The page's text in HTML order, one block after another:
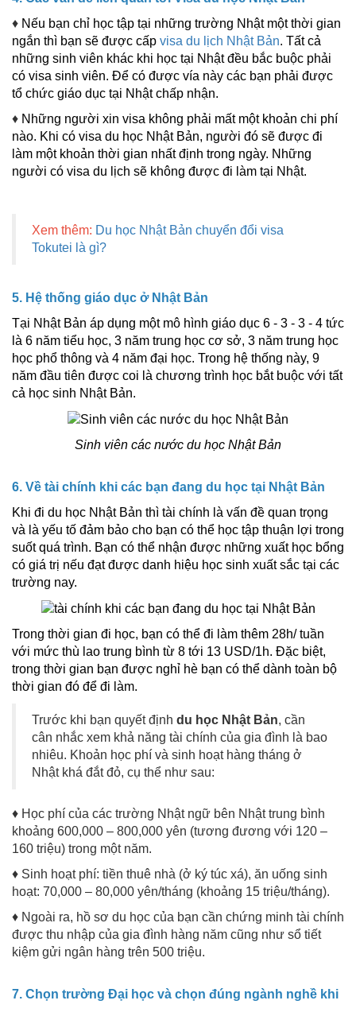
♦ Nếu bạn chỉ học tập tại những trường Nhật một thời gian
ngắn thì bạn sẽ được cấp visa du lịch Nhật Bản. Tất cả
những sinh viên khác khi học tại Nhật đều bắc buộc phải
có visa sinh viên. Để có được vía này các bạn phải được
tổ chức giáo dục tại Nhật chấp nhận.
♦ Những người xin visa không phải mất một khoản chi phí
nào. Khi có visa du học Nhật Bản, người đó sẽ được đi
làm một khoản thời gian nhất định trong ngày. Những
người có visa du lịch sẽ không được đi làm tại Nhật.
Xem thêm: Du học Nhật Bản chuyển đổi visa
Tokutei là gì?
5. Hệ thống giáo dục ở Nhật Bản
Tại Nhật Bản áp dụng một mô hình giáo dục 6 - 3 - 3 - 4 tức
là 6 năm tiểu học, 3 năm trung học cơ sở, 3 năm trung học
học phổ thông và 4 năm đại học. Trong hệ thống này, 9
năm đầu tiên được coi là chương trình học bắt buộc với tất
cả học sinh Nhật Bản.
Sinh viên các nước du học Nhật Bản
6. Về tài chính khi các bạn đang du học tại Nhật Bản
Khi đi du học Nhật Bản thì tài chính là vấn đề quan trọng
và là yếu tố đảm bảo cho bạn có thể học tập thuận lợi trong
suốt quá trình. Bạn có thể nhận được những xuất học bổng
có giá trị nếu đạt được danh hiệu học sinh xuất sắc tại các
trường nay.
Trong thời gian đi học, bạn có thể đi làm thêm 28h/ tuần
với mức thù lao trung bình từ 8 tới 13 USD/1h. Đặc biệt,
trong thời gian bạn được nghỉ hè bạn có thể dành toàn bộ
thời gian đó để đi làm.
Trước khi bạn quyết định du học Nhật Bản, cần
cân nhắc xem khả năng tài chính của gia đình là bao
nhiêu. Khoản học phí và sinh hoạt hàng tháng ở
Nhật khá đắt đỏ, cụ thể như sau:
♦ Học phí của các trường Nhật ngữ bên Nhật trung bình
khoảng 600,000 – 800,000 yên (tương đương với 120 –
160 triệu) trong một năm.
♦ Sinh hoạt phí: tiền thuê nhà (ở ký túc xá), ăn uống sinh
hoạt: 70,000 – 80,000 yên/tháng (khoảng 15 triệu/tháng).
♦ Ngoài ra, hồ sơ du học của bạn cần chứng minh tài chính
được thu nhập của gia đình hàng năm cũng như sổ tiết
kiệm gửi ngân hàng trên 500 triệu.
7. Chọn trường Đại học và chọn đúng ngành nghề khi